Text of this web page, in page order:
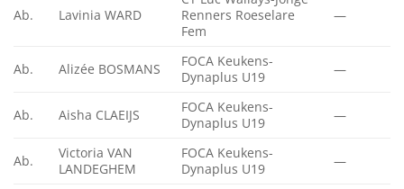
Ab. Lavinia WARD
Renners Roeselare
Fem
—
Ab. Alizée BOSMANS
FOCA Keukens-
Dynaplus U19
—
Ab. Aisha CLAEIJS
FOCA Keukens-
Dynaplus U19
—
Ab.
Victoria VAN
LANDEGHEM
FOCA Keukens-
Dynaplus U19
—